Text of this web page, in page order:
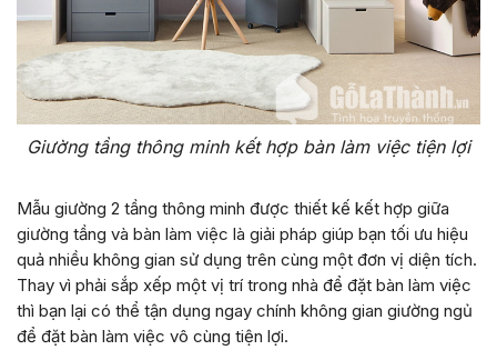
Giường tầng thông minh kết hợp bàn làm việc tiện lợi
Mẫu giường 2 tầng thông minh được thiết kế kết hợp giữa
giường tầng và bàn làm việc là giải pháp giúp bạn tối ưu hiệu
quả nhiều không gian sử dụng trên cùng một đơn vị diện tích.
Thay vì phải sắp xếp một vị trí trong nhà để đặt bàn làm việc
thì bạn lại có thể tận dụng ngay chính không gian giường ngủ
để đặt bàn làm việc vô cùng tiện lợi.